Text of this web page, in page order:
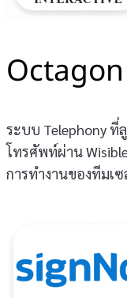
Octagon
ระบบ Telephony ที่
โทรศัพท์ผ่าน
การทำงานของทีมเซ